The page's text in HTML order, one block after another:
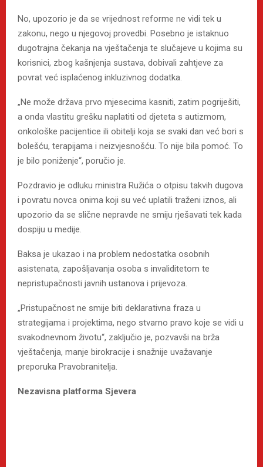
No, upozorio je da se vrijednost reforme ne vidi tek u
zakonu, nego u njegovoj provedbi. Posebno je istaknuo
dugotrajna čekanja na vještačenja te slučajeve u kojima su
korisnici, zbog kašnjenja sustava, dobivali zahtjeve za
povrat već isplaćenog inkluzivnog dodatka.
„Ne može država prvo mjesecima kasniti, zatim pogriješiti,
a onda vlastitu grešku naplatiti od djeteta s autizmom,
onkološke pacijentice ili obitelji koja se svaki dan već bori s
bolešću, terapijama i neizvjesnošću. To nije bila pomoć. To
je bilo poniženje“, poručio je.
Pozdravio je odluku ministra Ružića o otpisu takvih dugova
i povratu novca onima koji su već uplatili traženi iznos, ali
upozorio da se slične nepravde ne smiju rješavati tek kada
dospiju u medije.
Baksa je ukazao i na problem nedostatka osobnih
asistenata, zapošljavanja osoba s invaliditetom te
nepristupačnosti javnih ustanova i prijevoza.
„Pristupačnost ne smije biti deklarativna fraza u
strategijama i projektima, nego stvarno pravo koje se vidi u
svakodnevnom životu“, zaključio je, pozvavši na brža
vještačenja, manje birokracije i snažnije uvažavanje
preporuka Pravobranitelja.
Nezavisna platforma Sjevera